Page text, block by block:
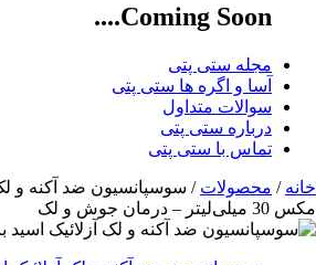
Coming Soon....
مجله ستی پتی
آسا و اگره ها ستی پتی
سوالات متداول
درباره ستی پتی
تماس با ستی پتی
خانه / محصولات / سوسپانسیون ضد آکنه و لک
مکس 30 میلی‌لیتر – درمان جوش و لک